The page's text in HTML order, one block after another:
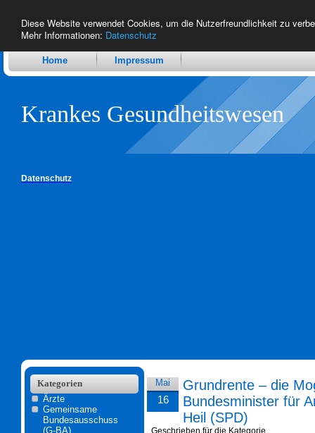
Diese Website verwendet Cookies, um die Nutzerfreundlichkeit zu
Mehr Informationen: Datenschutz
Home Impressum
Krankes Gesundheitswesen
Datenschutz
Kategorien
Ärzte
Gemeinsame
Bundesausschuss
(G-BA)
Mai
16
Grundrente – die
Bundesminister für
Heil (SPD)
Geschrieben für die Kategorie